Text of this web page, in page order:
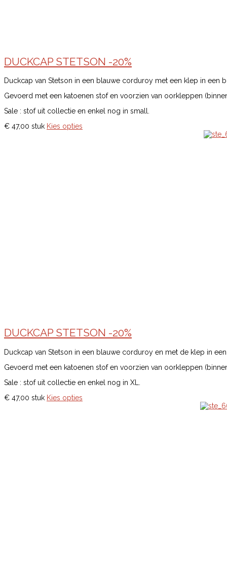
DUCKCAP STETSON -20%
Duckcap van Stetson in een blauwe corduroy met een klep in een
Gevoerd met een katoenen stof en voorzien van oorkleppen
Sale : stof uit collectie en enkel nog in small.
€ 47,00 stuk Kies opties
DUCKCAP STETSON -20%
Duckcap van Stetson in een blauwe corduroy en met de klep in
Gevoerd met een katoenen stof en voorzien van oorkleppen
Sale : stof uit collectie en enkel nog in XL.
€ 47,00 stuk Kies opties